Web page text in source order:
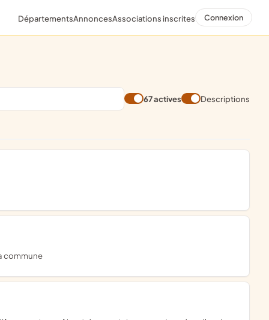
DépartementsAnnoncesAssociations inscrites Connexion
67 actives Descriptions
commune